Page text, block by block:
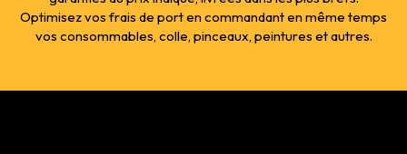
Optimisez vos frais de port en commandant en même temps
vos consommables, colle, pinceaux, peintures et autres.